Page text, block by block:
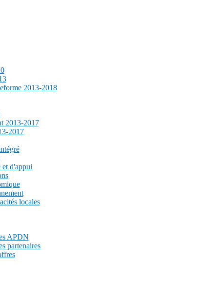
2013-2018
2013-2017
2017
et d'appui
locales
APDN
partenaires